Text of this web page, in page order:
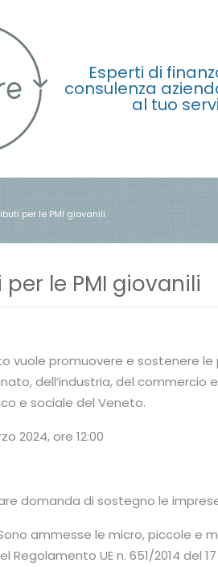
Esperti di
consulenza
al tuo
per le PMI giovanili
le PMI giovanili
vuole promuovere e sostenere le
dell’industria, del
e sociale del Veneto.
2024, ore 12:00
domanda di sostegno le
ammesse le micro, piccole e
Regolamento UE n. 651/2014 del